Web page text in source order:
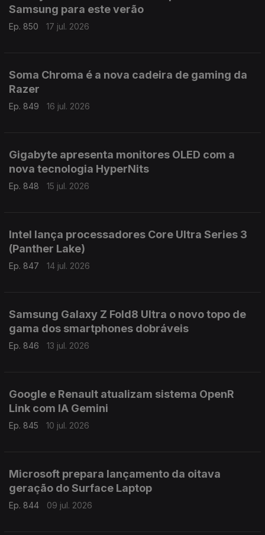
Samsung para este verão
Ep. 850 17 jul. 2026
Soma Chroma é a nova cadeira de gaming da
Razer
Ep. 849 16 jul. 2026
Gigabyte apresenta monitores OLED com a
nova tecnologia HyperNits
Ep. 848 15 jul. 2026
Intel lança processadores Core Ultra Series 3
(Panther Lake)
Ep. 847 14 jul. 2026
Samsung Galaxy Z Fold8 Ultra o novo topo de
gama dos smartphones dobráveis
Ep. 846 13 jul. 2026
Google e Renault atualizam sistema OpenR
Link com IA Gemini
Ep. 845 10 jul. 2026
Microsoft prepara lançamento da oitava
geração do Surface Laptop
Ep. 844 09 jul. 2026